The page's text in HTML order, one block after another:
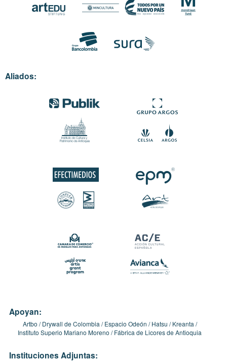
Aliados:
Apoyan:
Artbo Drywall de Colombia Espacio Odeón Hatsu
Kreanta
Instituto Superio Mariano Moreno
Fábrica de Licores de Antioquia
Instituciones Adjuntas: